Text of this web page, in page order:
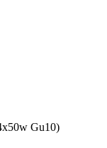
Gu10)